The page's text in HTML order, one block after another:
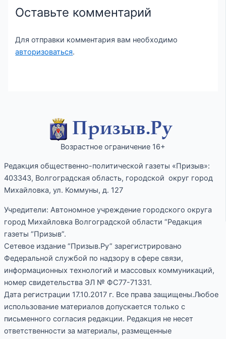
Оставьте комментарий
Для отправки комментария вам необходимо
авторизоваться.
Возрастное ограничение 16+
Редакция общественно-политической газеты «Призыв»:
403343, Волгоградская область, городской округ город
Михайловка, ул. Коммуны, д. 127
Учредители: Автономное учреждение городского округа
город Михайловка Волгоградской области “Редакция
газеты “Призыв”.
Сетевое издание “Призыв.Ру” зарегистрировано
Федеральной службой по надзору в сфере связи,
информационных технологий и массовых коммуникаций,
номер свидетельства ЭЛ № ФС77-71331.
Дата регистрации 17.10.2017 г. Все права защищены.Любое
использование материалов допускается только с
письменного согласия редакции. Редакция не несет
ответственности за материалы, размещенные